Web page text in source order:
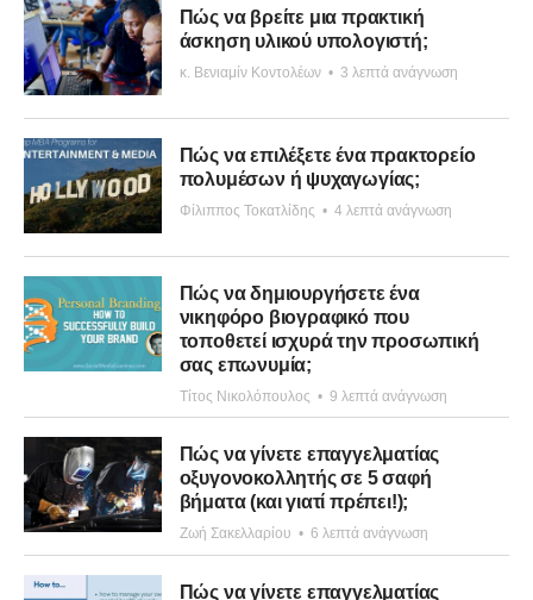
Πώς να βρείτε μια πρακτική
άσκηση υλικού υπολογιστή;
κ. Βενιαμίν Κοντολέων • 3 λεπτά ανάγνωση
Πώς να επιλέξετε ένα πρακτορείο
πολυμέσων ή ψυχαγωγίας;
Φίλιππος Τοκατλίδης • 4 λεπτά ανάγνωση
Πώς να δημιουργήσετε ένα
νικηφόρο βιογραφικό που
τοποθετεί ισχυρά την προσωπική
σας επωνυμία;
Τίτος Νικολόπουλος • 9 λεπτά ανάγνωση
Πώς να γίνετε επαγγελματίας
οξυγονοκολλητής σε 5 σαφή
βήματα (και γιατί πρέπει!);
Ζωή Σακελλαρίου • 6 λεπτά ανάγνωση
Πώς να γίνετε επαγγελματίας